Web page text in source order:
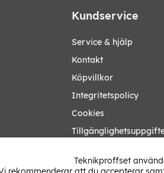
Kundservice
Service & hjälp
Kontakt
Köpvillkor
Integritetspolicy
Cookies
Teknikproffset